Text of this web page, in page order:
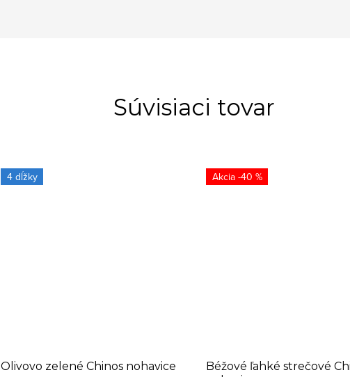
Súvisiaci tovar
4 dĺžky
Olivovo zelené Chinos nohavice
-40 %
Béžové ľahké strečové